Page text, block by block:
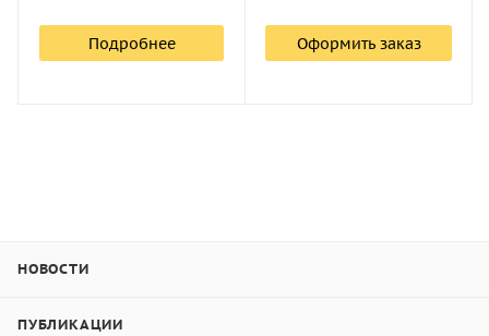
Компания «Восток-7» предлагает дюрометры
Обращайтесь к менеджеру за консультацией по
Подробнее Оформить заказ
НОВОСТИ
ПУБЛИКАЦИИ